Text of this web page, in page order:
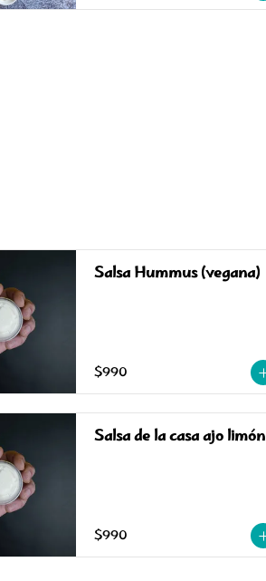
Salsa Hummus (vegana)
$990
Salsa de la casa ajo limón
$990